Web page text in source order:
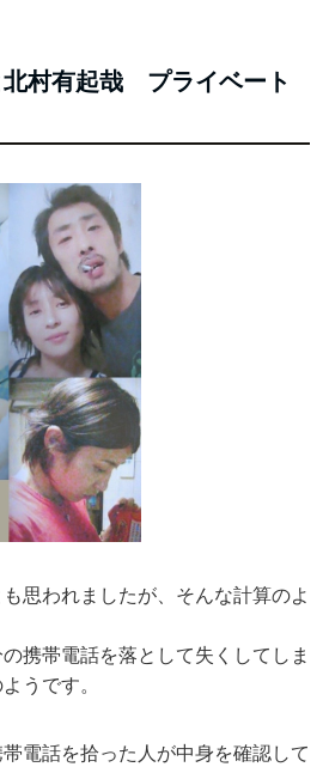
北村有起哉 プライベート
思われましたが、そんな計算のよ
携帯電話を落として失くしてしま
うです。
電話を拾った人が中身を確認して